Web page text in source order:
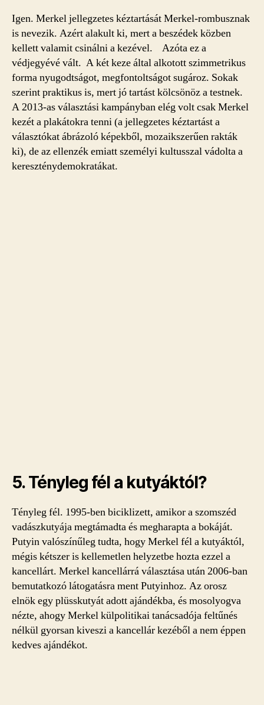
Igen. Merkel jellegzetes kéztartását Merkel-rombusznak
is nevezik. Azért alakult ki, mert a beszédek közben
kellett valamit csinálni a kezével. Azóta ez a
védjegyévé vált. A két keze által alkotott szimmetrikus
forma nyugodtságot, megfontoltságot sugároz. Sokak
szerint praktikus is, mert jó tartást kölcsönöz a testnek.
A 2013-as választási kampányban elég volt csak Merkel
kezét a plakátokra tenni (a jellegzetes kéztartást a
választókat ábrázoló képekből, mozaikszerűen rakták
ki), de az ellenzék emiatt személyi kultusszal vádolta a
kereszténydemokratákat.
5. Tényleg fél a kutyáktól?
Tényleg fél. 1995-ben biciklizett, amikor a szomszéd
vadászkutyája megtámadta és megharapta a bokáját.
Putyin valószínűleg tudta, hogy Merkel fél a kutyáktól,
mégis kétszer is kellemetlen helyzetbe hozta ezzel a
kancellárt. Merkel kancellárrá választása után 2006-ban
bemutatkozó látogatásra ment Putyinhoz. Az orosz
elnök egy plüsskutyát adott ajándékba, és mosolyogva
nézte, ahogy Merkel külpolitikai tanácsadója feltűnés
nélkül gyorsan kiveszi a kancellár kezéből a nem éppen
kedves ajándékot.